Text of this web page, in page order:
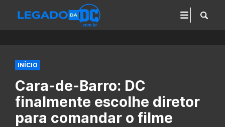
INÍCIO
Cara-de-Barro: DC
finalmente escolhe diretor
para comandar o filme